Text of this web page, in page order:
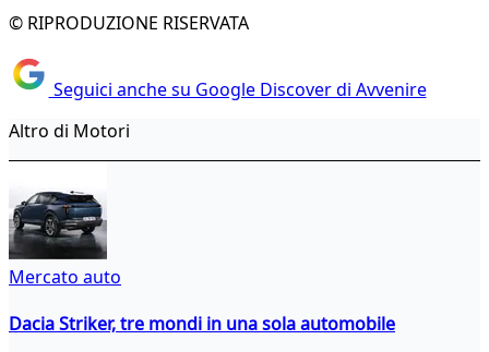
© RIPRODUZIONE RISERVATA
Seguici anche su Google Discover di Avvenire
Altro di Motori
Mercato auto
Dacia Striker, tre mondi in una sola automobile